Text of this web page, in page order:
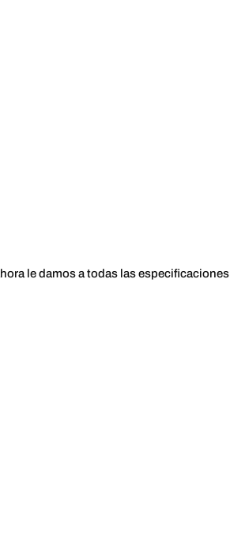
le damos a todas las especificaciones